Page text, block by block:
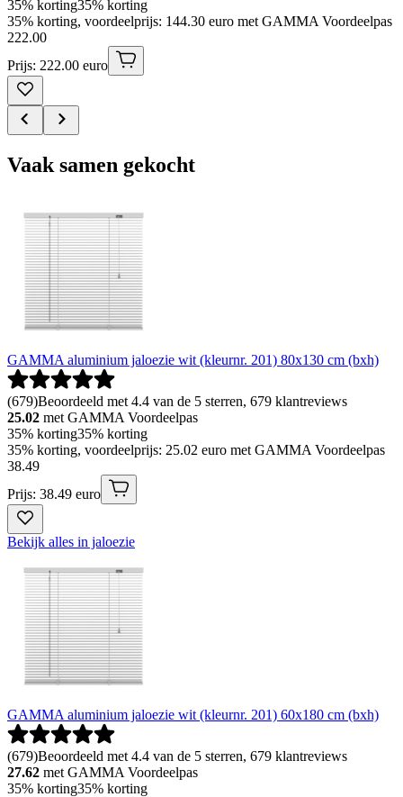
35% korting35% korting
35% korting, voordeelprijs: 144.30 euro met GAMMA Voordeelpas
222.00
Prijs: 222.00 euro
Vaak samen gekocht
GAMMA aluminium jaloezie wit (kleurnr. 201) 80x130 cm (bxh)
(679)Beoordeeld met 4.4 van de 5 sterren, 679 klantreviews
25.02 met GAMMA Voordeelpas
35% korting35% korting
35% korting, voordeelprijs: 25.02 euro met GAMMA Voordeelpas
38.49
Prijs: 38.49 euro
Bekijk alles in jaloezie
GAMMA aluminium jaloezie wit (kleurnr. 201) 60x180 cm (bxh)
(679)Beoordeeld met 4.4 van de 5 sterren, 679 klantreviews
27.62 met GAMMA Voordeelpas
35% korting35% korting